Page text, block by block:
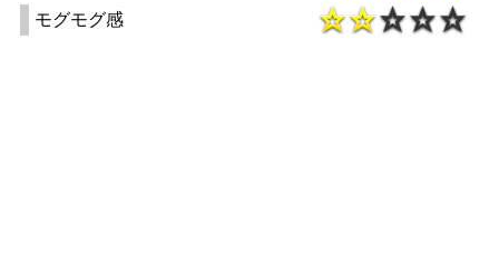
モグモグ感